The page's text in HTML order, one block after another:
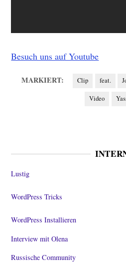
Besuch uns auf Youtube
MARKIERT: Clip feat.
Video
Lustig
WordPress Tricks
WordPress Installieren
Interview mit Olena
Russische Community